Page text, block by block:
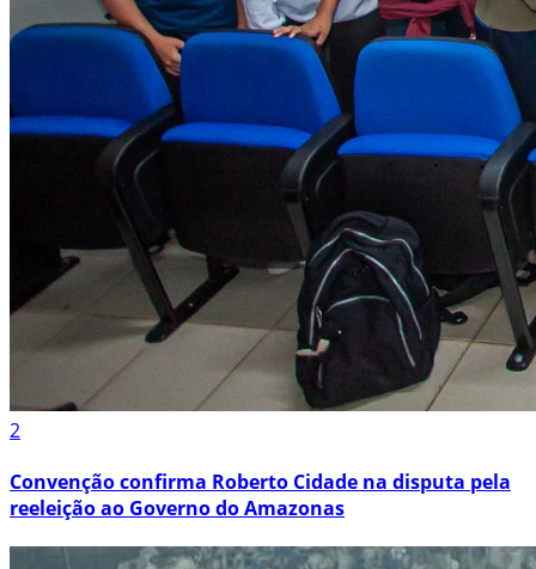
2
Convenção confirma Roberto Cidade na disputa pela
reeleição ao Governo do Amazonas